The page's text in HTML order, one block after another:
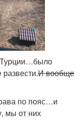
Турции…было
И вообще
по пояс…и
мы от них